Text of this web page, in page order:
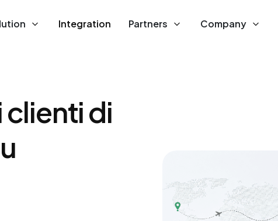
Integration Partners Company
clienti di